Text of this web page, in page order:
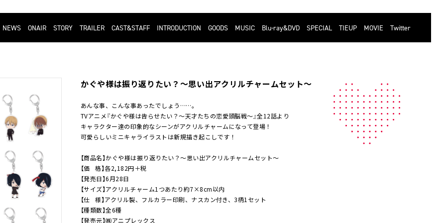
NEWS ONAIR STORY TRAILER CAST&STAFF INTRODUCTION GOODS MUSIC Blu-ray&DVD SPECIAL TIEUP MOVIE Twitter
かぐや様は振り返りたい？～思い出アクリルチャームセット～
あんな事、こんな事あったでしょう……。
TVアニメ『かぐや様は告らせたい？～天才たちの恋愛頭脳戦～』全12話より
キャラクター達の印象的なシーンがアクリルチャームになって登場！
可愛らしいミニキャライラストは新規描き起こしです！
【商品名】かぐや様は振り返りたい？～思い出アクリルチャームセット～
【価 格】各2,182円＋税
【発売日】6月28日
【サイズ】アクリルチャーム1つあたり約7×8cm以内
【仕 様】アクリル製、フルカラー印刷、ナスカン付き、3柄1セット
【種類数】全6種
【発売元】㈱アニプレックス